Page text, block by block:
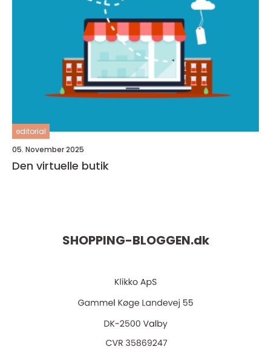
editorial
05. November 2025
Den virtuelle butik
SHOPPING-BLOGGEN.dk